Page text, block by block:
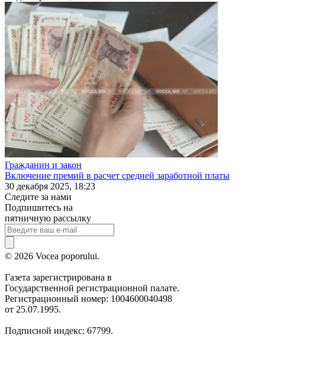
Гражданин и закон
Включение премий в расчет средней заработной платы
30 декабря 2025, 18:23
Следите за нами
Подпишитесь на
пятничную рассылку
© 2026 Vocea poporului.
Газета зарегистрирована в
Государственной регистрационной палате.
Регистрационный номер: 1004600040498
от 25.07.1995.
Подписной индекс: 67799.